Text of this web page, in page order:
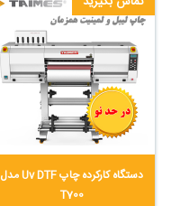
دستگاه کارکرده چاپ Uv DTF مدل
T700